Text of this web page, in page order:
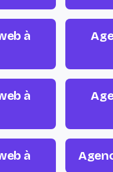
à
à
à